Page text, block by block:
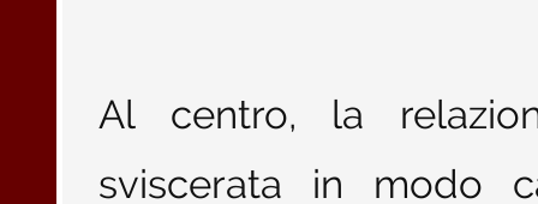
Al centro, la
sviscerata in modo